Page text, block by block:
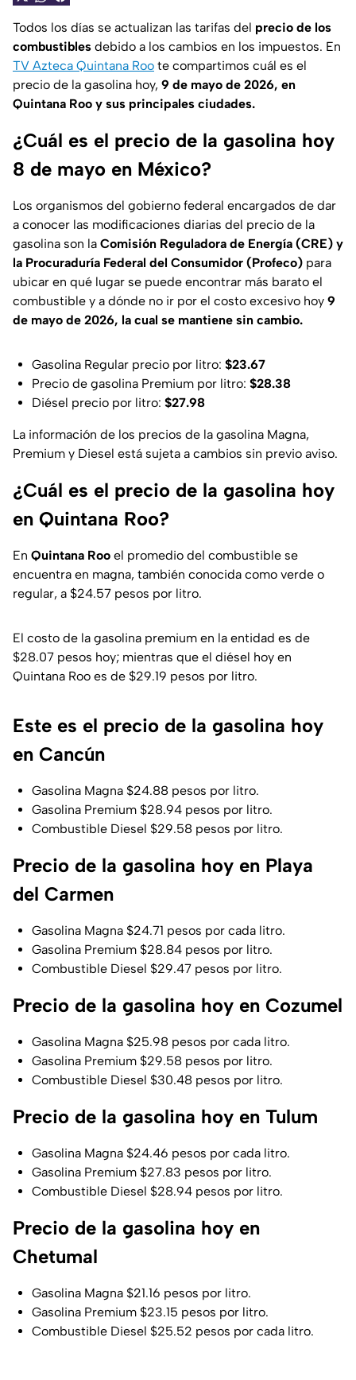
Todos los días se actualizan las tarifas del precio de los
combustibles debido a los cambios en los impuestos. En
TV Azteca Quintana Roo te compartimos cuál es el
precio de la gasolina hoy, 9 de mayo de 2026, en
Quintana Roo y sus principales ciudades.
¿Cuál es el precio de la gasolina hoy
8 de mayo en México?
Los organismos del gobierno federal encargados de dar
a conocer las modificaciones diarias del precio de la
gasolina son la Comisión Reguladora de Energía (CRE) y
la Procuraduría Federal del Consumidor (Profeco) para
ubicar en qué lugar se puede encontrar más barato el
combustible y a dónde no ir por el costo excesivo hoy 9
de mayo de 2026, la cual se mantiene sin cambio.
Gasolina Regular precio por litro: $23.67
Precio de gasolina Premium por litro: $28.38
Diésel precio por litro: $27.98
La información de los precios de la gasolina Magna,
Premium y Diesel está sujeta a cambios sin previo aviso.
¿Cuál es el precio de la gasolina hoy
en Quintana Roo?
En Quintana Roo el promedio del combustible se
encuentra en magna, también conocida como verde o
regular, a $24.57 pesos por litro.
El costo de la gasolina premium en la entidad es de
$28.07 pesos hoy; mientras que el diésel hoy en
Quintana Roo es de $29.19 pesos por litro.
Este es el precio de la gasolina hoy
en Cancún
Gasolina Magna $24.88 pesos por litro.
Gasolina Premium $28.94 pesos por litro.
Combustible Diesel $29.58 pesos por litro.
Precio de la gasolina hoy en Playa
del Carmen
Gasolina Magna $24.71 pesos por cada litro.
Gasolina Premium $28.84 pesos por litro.
Combustible Diesel $29.47 pesos por litro.
Precio de la gasolina hoy en Cozumel
Gasolina Magna $25.98 pesos por cada litro.
Gasolina Premium $29.58 pesos por litro.
Combustible Diesel $30.48 pesos por litro.
Precio de la gasolina hoy en Tulum
Gasolina Magna $24.46 pesos por cada litro.
Gasolina Premium $27.83 pesos por litro.
Combustible Diesel $28.94 pesos por litro.
Precio de la gasolina hoy en
Chetumal
Gasolina Magna $21.16 pesos por litro.
Gasolina Premium $23.15 pesos por litro.
Combustible Diesel $25.52 pesos por cada litro.